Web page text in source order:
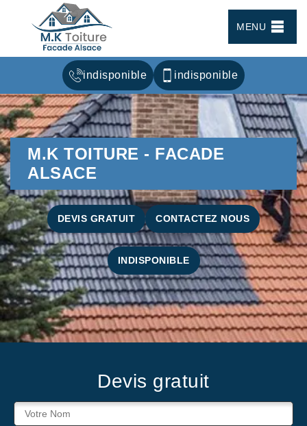
MENU
indisponible indisponible
M.K TOITURE - FACADE
ALSACE
DEVIS GRATUIT CONTACTEZ NOUS
INDISPONIBLE
Devis gratuit